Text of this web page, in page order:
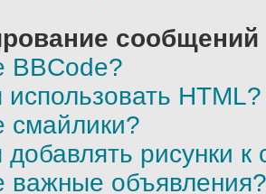
BBCode?
HTML?
смайлики?
добавлять рисунки
важные объявления?